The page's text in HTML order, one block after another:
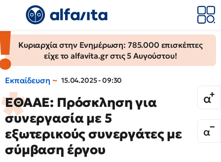
Κυριαρχία στην Ενημέρωση: 785.000 επισκέπτες
είχε το alfavita.gr στις 5 Αυγούστου!
Εκπαίδευση 15.04.2025 - 09:30
ΕΘΑΑΕ: Πρόσκληση για
συνεργασία με 5
εξωτερικούς συνεργάτες με
σύμβαση έργου